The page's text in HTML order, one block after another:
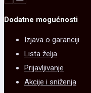
Dodatne mogućnosti
Izjava o garanciji
Lista želja
Prijavljivanje
Akcije i sniženja